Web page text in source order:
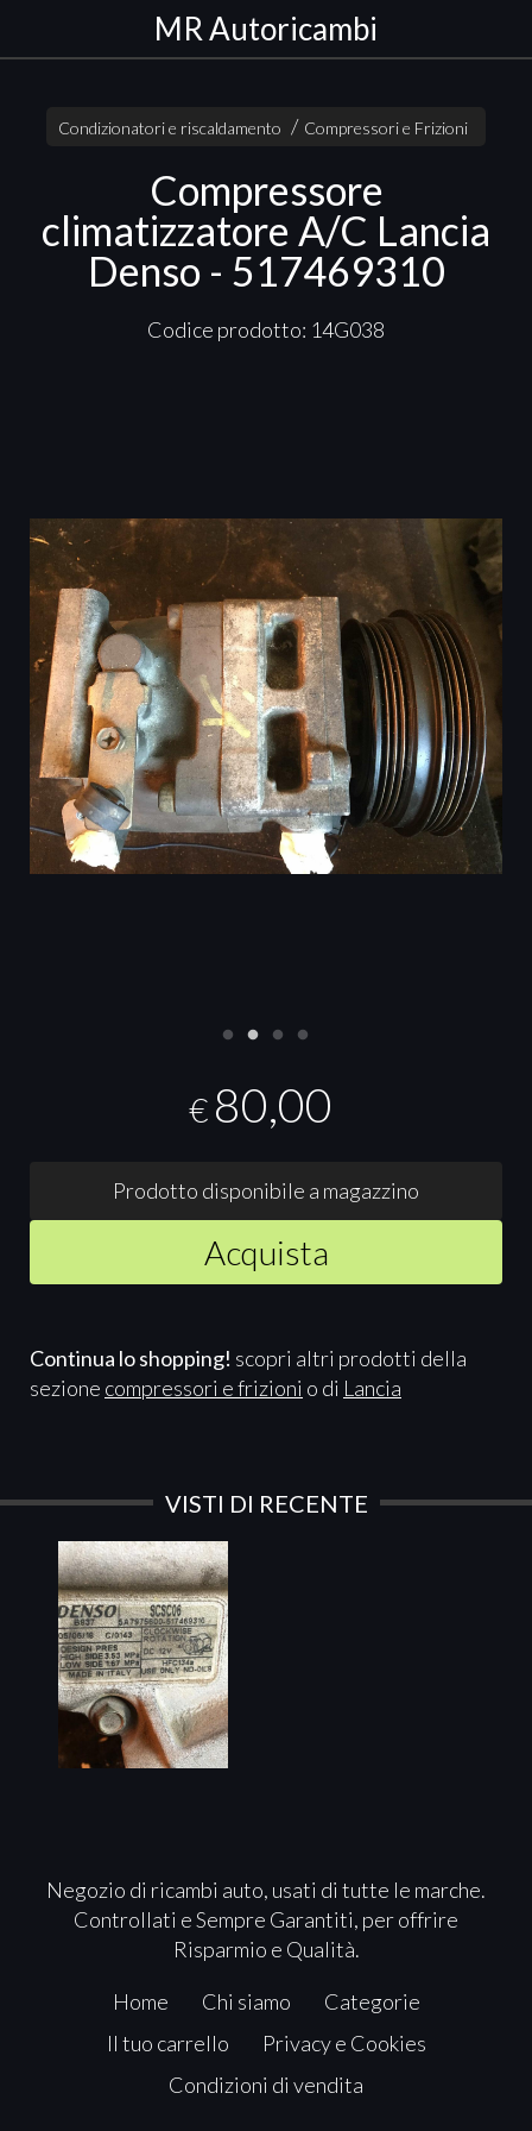
MR Autoricambi
Condizionatori e riscaldamento Compressori e Frizioni
Compressore
climatizzatore A/C Lancia
Denso - 517469310
Codice prodotto: 14G038
€ 80,00
Prodotto disponibile a magazzino
Acquista
Continua lo shopping! scopri altri prodotti della
sezione compressori e frizioni o di Lancia
VISTI DI RECENTE
Negozio di ricambi auto, usati di tutte le marche.
Controllati e Sempre Garantiti, per offrire
Risparmio e Qualità.
Home Chi siamo
Categorie
Il tuo carrello
Privacy e Cookies
Condizioni di vendita